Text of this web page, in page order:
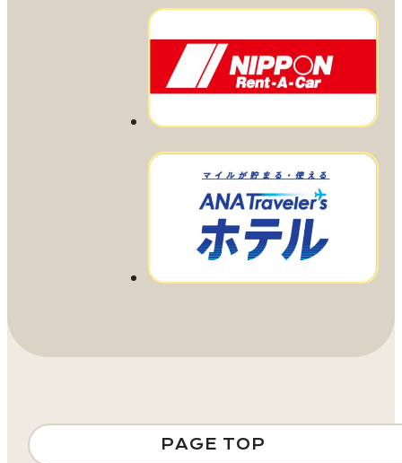
PAGE TOP